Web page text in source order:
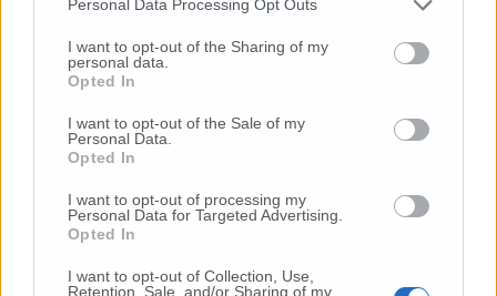
Personal Data Processing Opt Outs
I want to opt-out of the Sharing of my
personal data.
Opted In
I want to opt-out of the Sale of my
Personal Data.
Opted In
I want to opt-out of processing my
Personal Data for Targeted Advertising.
Opted In
I want to opt-out of Collection, Use,
Retention, Sale, and/or Sharing of my
Gli articoli più letti
orrore all’asilo, arrestate due educatrici
-Luigia Fortunato,